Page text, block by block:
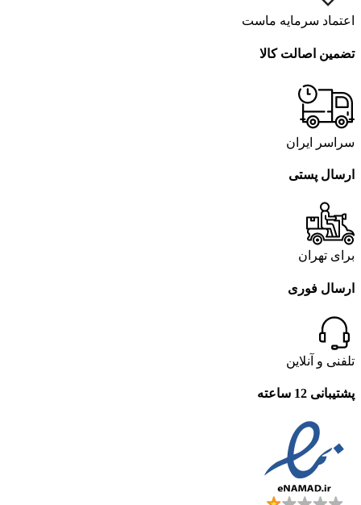
اعتماد سرمایه ماست
تضمین اصالت کالا
سراسر ایران
ارسال پستی
برای تهران
ارسال فوری
تلفنی و آنلاین
پشتیبانی 12 ساعته